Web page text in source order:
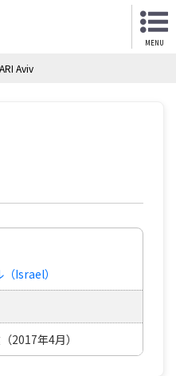
MENU
Aviv
Israel）
2017年4月）